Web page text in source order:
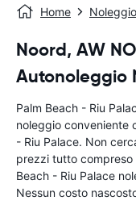
Home
Noord, AW
Autonoleggio
Palm Beach - Riu
noleggio conveniente
- Riu Palace. Non
prezzi tutto compreso
Beach - Riu Palace
Nessun costo